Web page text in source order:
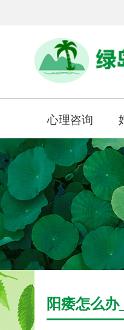
心理咨询
阳痿怎么